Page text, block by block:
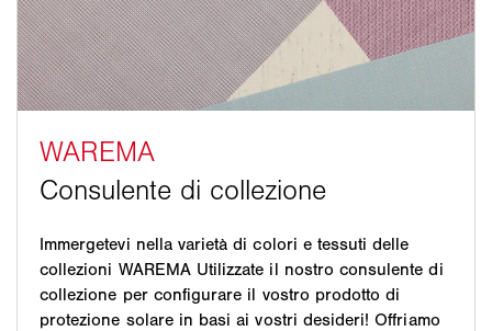
Immergetevi nella varietà di colori e tessuti delle
collezioni WAREMA Utilizzate il nostro consulente di
collezione per configurare il vostro prodotto di
protezione solare in basi ai vostri desideri! Offriamo